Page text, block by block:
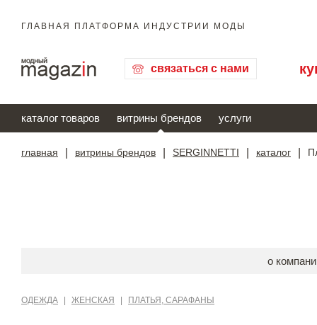
ГЛАВНАЯ ПЛАТФОРМА ИНДУСТРИИ МОДЫ
связаться с нами
каталог товаров витрины брендов услуги
главная витрины брендов SERGINNETTI каталог
о
ОДЕЖДА ЖЕНСКАЯ ПЛАТЬЯ, САРАФАНЫ